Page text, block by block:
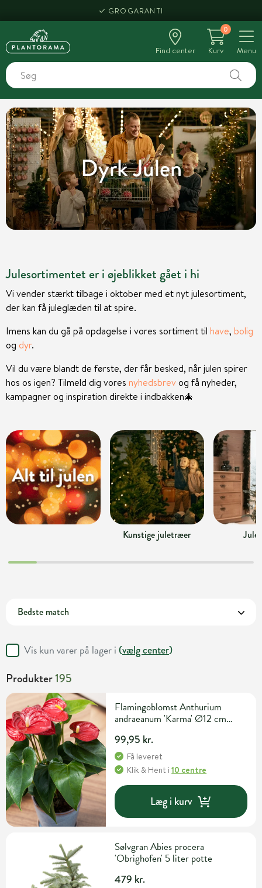
HENT SAMME DAG
Find center
0
Kurv
Menu
Dyrk Julen
Julesortimentet er i øjeblikket gået i hi
Vi vender stærkt tilbage i oktober med et nyt julesortiment,
der kan få juleglæden til at spire.
Imens kan du gå på opdagelse i vores sortiment til have, bolig
og dyr.
Vil du være blandt de første, der får besked, når julen spirer
hos os igen? Tilmeld dig vores nyhedsbrevog få nyheder,
kampagner og inspiration direkte i indbakken🎄
Kunstige juletræer
Vis kun varer på lager i (vælg center)
Produkter195
Flamingoblomst Anthurium
andraeanum 'Karma' Ø12 cm
99,95 kr.
Få leveret
Klik & Hent i10 centre
Læg i kurv
Sølvgran Abies procera
'Obrighofen' 5 liter potte
479 kr.